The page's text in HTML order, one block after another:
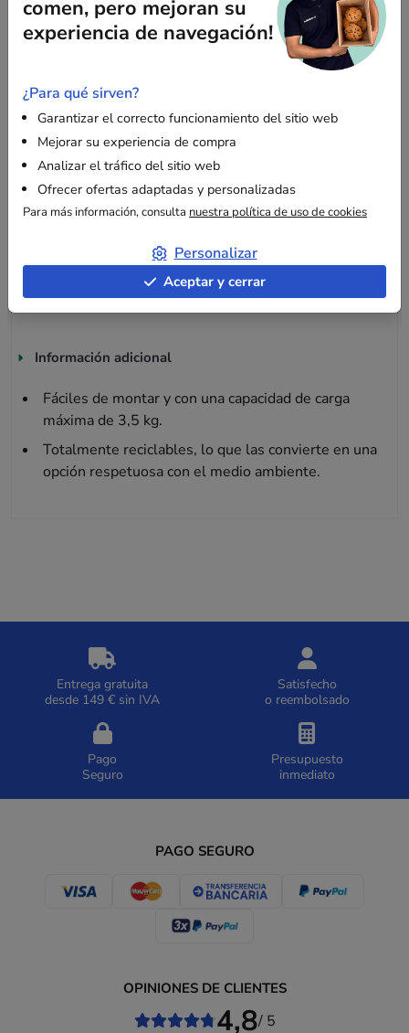
¿Por qué usar las cajas de almacenamiento?
Uso
Las gavetas de cartón para almacenaje son ideales para
guardar y organizar piezas pequeñas, como tornillería
(tornillos, clavos o pernos). También pueden contener
organizar las estanterías y facilitar la identificación del
contenido gracias a su parte frontal más baja y a su zona de
marcaje.
Información adicional
Fáciles de montar y con una capacidad de carga
máxima de 3,5 kg.
Totalmente reciclables, lo que las convierte en una
opción respetuosa con el medio ambiente.
Entrega gratuita
desde 149 € sin IVA
Satisfecho
o reembolsado
Pago
Seguro
Presupuesto
inmediato
PAGO SEGURO
OPINIONES DE CLIENTES
4,8/ 5
comen, pero mejoran su
experiencia de navegación!
¿Para qué sirven?
Garantizar el correcto funcionamiento del sitio web
Mejorar su experiencia de compra
Analizar el tráfico del sitio web
Ofrecer ofertas adaptadas y personalizadas
Para más información, consulta nuestra política de uso de cookies
Personalizar
Aceptar y cerrar